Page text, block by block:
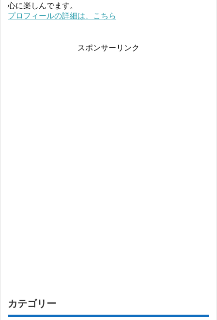
心に楽しんでます。
プロフィールの詳細は、こちら
スポンサーリンク
カテゴリー